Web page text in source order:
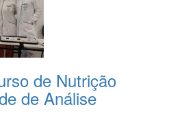
de Nutrição
de Análise